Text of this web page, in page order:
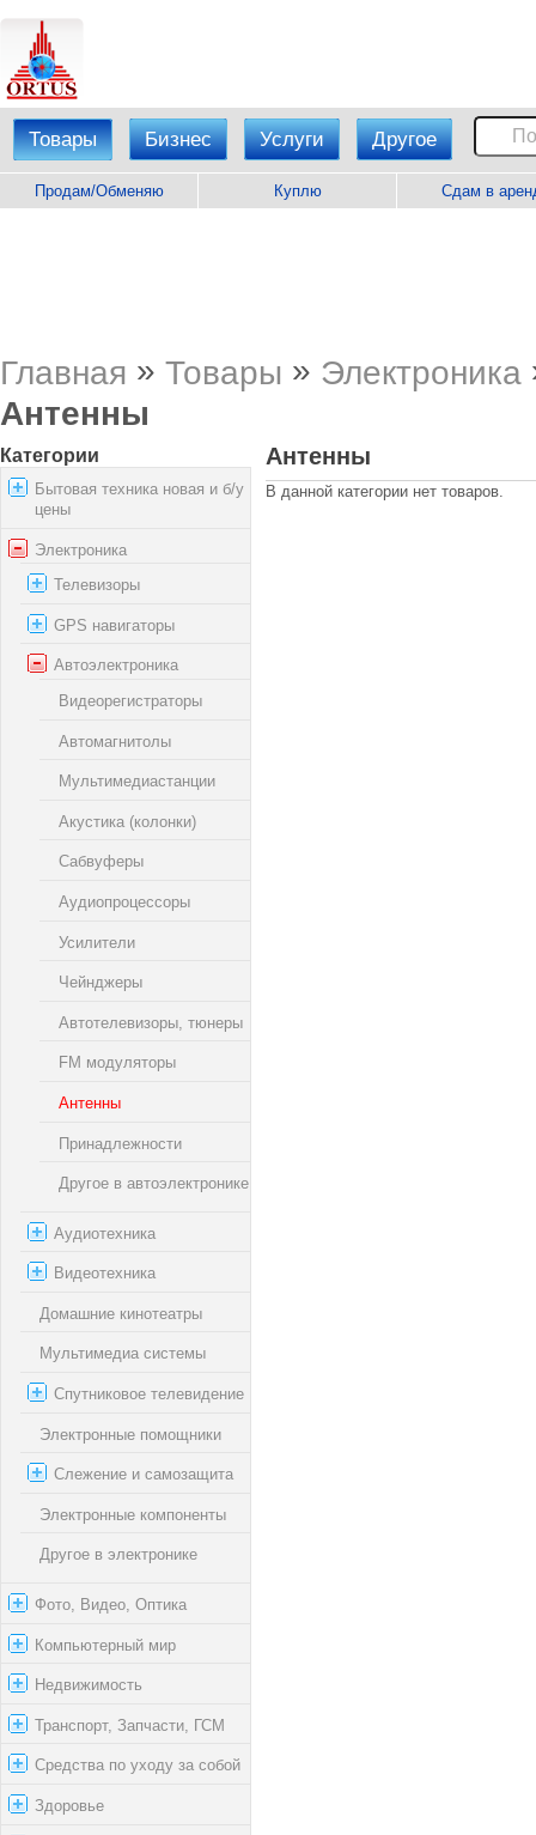
Товары Бизнес Услуги Другое
Продам/Обменяю Куплю Сдам в
Главная » Товары » Электроника
Антенны
Категории
Бытовая техника новая и б/у
цены
Электроника
Телевизоры
GPS навигаторы
Автоэлектроника
Видеорегистраторы
Автомагнитолы
Мультимедиастанции
Акустика (колонки)
Сабвуферы
Аудиопроцессоры
Усилители
Чейнджеры
Автотелевизоры, тюнеры
FM модуляторы
Антенны
Принадлежности
Другое в автоэлектронике
Аудиотехника
Видеотехника
Домашние кинотеатры
Мультимедиа системы
Спутниковое телевидение
Электронные помощники
Слежение и самозащита
Электронные компоненты
Другое в электронике
Фото, Видео, Оптика
Компьютерный мир
Недвижимость
Транспорт, Запчасти, ГСМ
Средства по уходу за собой
Здоровье
Антенны
В данной категории нет товаров.